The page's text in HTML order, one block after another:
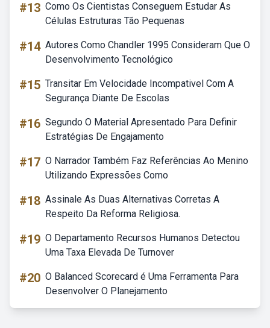
#13 Como Os Cientistas Conseguem Estudar As
Células Estruturas Tão Pequenas
#14 Autores Como Chandler 1995 Consideram Que O
Desenvolvimento Tecnológico
#15 Transitar Em Velocidade Incompativel Com A
Segurança Diante De Escolas
#16 Segundo O Material Apresentado Para Definir
Estratégias De Engajamento
#17 O Narrador Também Faz Referências Ao Menino
Utilizando Expressões Como
#18 Assinale As Duas Alternativas Corretas A
Respeito Da Reforma Religiosa.
#19 O Departamento Recursos Humanos Detectou
Uma Taxa Elevada De Turnover
#20 O Balanced Scorecard é Uma Ferramenta Para
Desenvolver O Planejamento